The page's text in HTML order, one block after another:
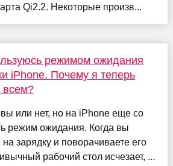
Qi2.2. Некоторые произв...
режимом ожидания
iPhone. Почему я теперь
всем?
или нет, но на iPhone еще со
режим ожидания. Когда вы
зарядку и поворачиваете его
рабочий стол исчезает, ...